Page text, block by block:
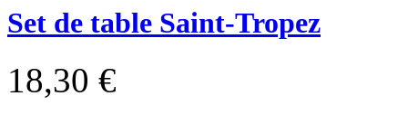
Set de table Saint-Tropez
18,30 €